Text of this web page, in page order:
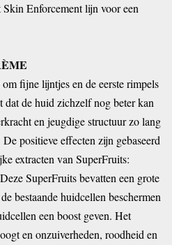
Enforcement lijn voor een
fijne lijntjes en de eerste rimpels
dat de huid zichzelf nog beter kan
en jeugdige structuur zo lang
positieve effecten zijn gebaseerd
extracten van SuperFruits:
SuperFruits bevatten een grote
bestaande huidcellen beschermen
een boost geven. Het
en onzuiverheden, roodheid en